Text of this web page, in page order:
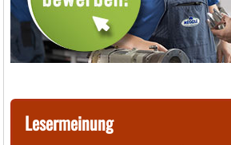
Lesermeinung